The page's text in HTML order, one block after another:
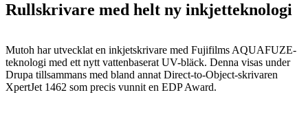
Rullskrivare med helt ny inkjetteknologi
Mutoh har utvecklat en inkjetskrivare med Fujifilms AQUAFUZE-
teknologi med ett nytt vattenbaserat UV-bläck. Denna visas under
Drupa tillsammans med bland annat Direct-to-Object-skrivaren
XpertJet 1462 som precis vunnit en EDP Award.